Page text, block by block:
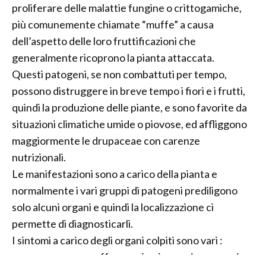
proliferare delle malattie fungine o crittogamiche,
più comunemente chiamate “muffe” a causa
dell’aspetto delle loro fruttificazioni che
generalmente ricoprono la pianta attaccata.
Questi patogeni, se non combattuti per tempo,
possono distruggere in breve tempo i fiori e i frutti,
quindi la produzione delle piante, e sono favorite da
situazioni climatiche umide o piovose, ed affliggono
maggiormente le drupaceae con carenze
nutrizionali.
Le manifestazioni sono a carico della pianta e
normalmente i vari gruppi di patogeni prediligono
solo alcuni organi e quindi la localizzazione ci
permette di diagnosticarli.
I sintomi a carico degli organi colpiti sono vari :